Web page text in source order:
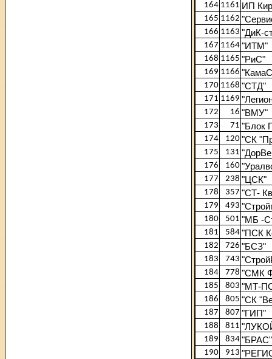
164 1161 ИП
165 1162
166 1163 "ДиК-
167 1164 "ИТМ"
168 1165 "РиС"
169 1166
170 1168 "СТД"
171 1169
172 16 "ВМУ"
173 71 "Блок
174 120 "СК
175 131
176 160
177 238 "ЦСК"
178 357 "СТ-
179 493
180 501 "МБ -
181 584 "ПСК
182 726 "БСЗ"
183 743
184 778 "СМК
185 803 "МТ-
186 805 "СК
187 807 "ГИП"
188 811
189 834 "БРАС"
190 913